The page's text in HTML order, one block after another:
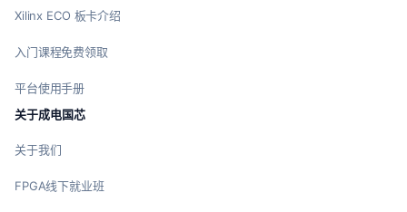
Xilinx ECO 板卡介绍
入门课程免费领取
平台使用手册
关于成电国芯
关于我们
FPGA线下就业班